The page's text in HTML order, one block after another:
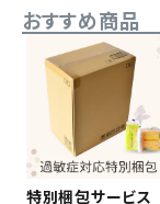
おすすめ商品
特別梱包サービス